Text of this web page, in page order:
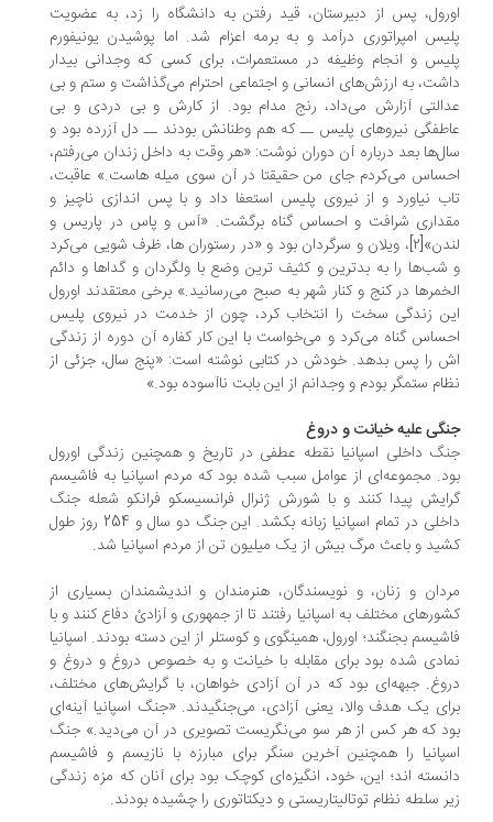
پس از دبیرستان، قید رفتن به دانشگاه را زد، به عضویت
امپراتوری درآمد و به برمه اعزام شد. اما پوشیدن یونیفورم
و انجام وظیفه در مستعمرات، برای کسی که وجدانی بیدار
به ارزش‌های انسانی و اجتماعی احترام می‌گذاشت و ستم و بی
آزارش می‌داد، رنج مدام بود. از کارش و بی دردی و بی
نیروهای پلیس ــ که هم وطنانش بودند ــ دل آزرده بود و
بعد درباره آن دوران نوشت: «هر وقت به داخل زندان می‌رفتم،
می‌کردم جای من حقیقتا در آن سوی میله هاست.» عاقبت،
نیاورد و از نیروی پلیس استعفا داد و با پس اندازی ناچیز و
شرافت و احساس گناه برگشت. «آس و پاس در پاریس و
لندن»[۲]، ویلان و سرگردان بود و «در رستوران ها، ظرف شویی می‌کرد
را به بدترین و کثیف ترین وضع با ولگردان و گداها و دائم
در کنج و کنار شهر به صبح می‌رسانید.» برخی معتقدند اورول
زندگی سخت را انتخاب کرد، چون از خدمت در نیروی پلیس
گناه می‌کرد و می‌خواست با این کار کفاره آن دوره از زندگی
را پس بدهد. خودش در کتابی نوشته است: «پنج سال، جزئی از
ستمگر بودم و وجدانم از این بابت ناآسوده بود.»
علیه خیانت و دروغ
داخلی اسپانیا نقطه عطفی در تاریخ و همچنین زندگی اورول
مجموعه‌ای از عوامل سبب شده بود که مردم اسپانیا به فاشیسم
پیدا کنند و با شورش ژنرال فرانسیسکو فرانکو شعله جنگ
داخلی در تمام اسپانیا زبانه بکشد. این جنگ دو سال و 254 روز طول
و باعث مرگ بیش از یک میلیون تن از مردم اسپانیا شد.
و زنان، و نویسندگان، هنرمندان و اندیشمندان بسیاری از
مختلف به اسپانیا رفتند تا از جمهوری و آزادیْ دفاع کنند و با
بجنگند؛ اورول، همینگوی و کوستلر از این دسته بودند. اسپانیا
شده بود برای مقابله با خیانت و به خصوص دروغ و دروغ و
جبهه‌ای بود که در آن آزادی خواهان، با گرایش‌های مختلف،
یک هدف والا، یعنی آزادی، می‌جنگیدند. «جنگ اسپانیا آینه‌ای
که هر کس از هر سو می‌نگریست تصویری در آن می‌دید.» جنگ
را همچنین آخرین سنگر برای مبارزه با نازیسم و فاشیسم
اند؛ این، خود، انگیزه‌ای کوچک بود برای آنان که مزه زندگی
سلطه نظام توتالیتاریستی و دیکتاتوری را چشیده بودند.